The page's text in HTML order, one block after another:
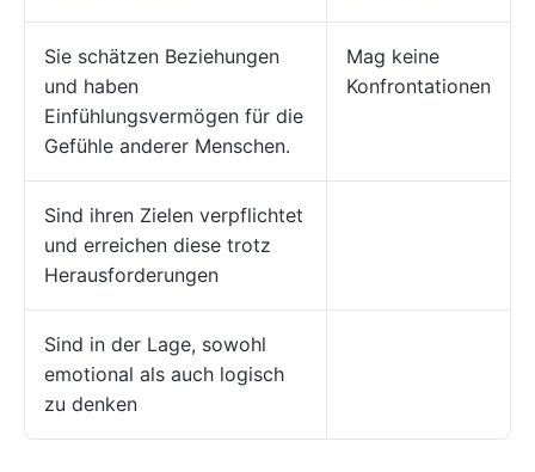
Sie schätzen Beziehungen
und haben
Einfühlungsvermögen für die
Gefühle anderer Menschen.
Mag keine
Konfrontationen
Sind ihren Zielen verpflichtet
und erreichen diese trotz
Herausforderungen
Sind in der Lage, sowohl
emotional als auch logisch
zu denken